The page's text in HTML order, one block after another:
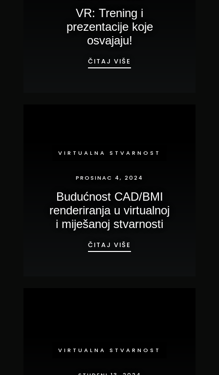
VR: Trening i
prezentacije koje
osvajaju!
ČITAJ VIŠE
VIRTUALNA STVARNOST
PROSINAC 4, 2024
Budućnost CAD/BMI
renderiranja u virtualnoj
i miješanoj stvarnosti
ČITAJ VIŠE
VIRTUALNA STVARNOST